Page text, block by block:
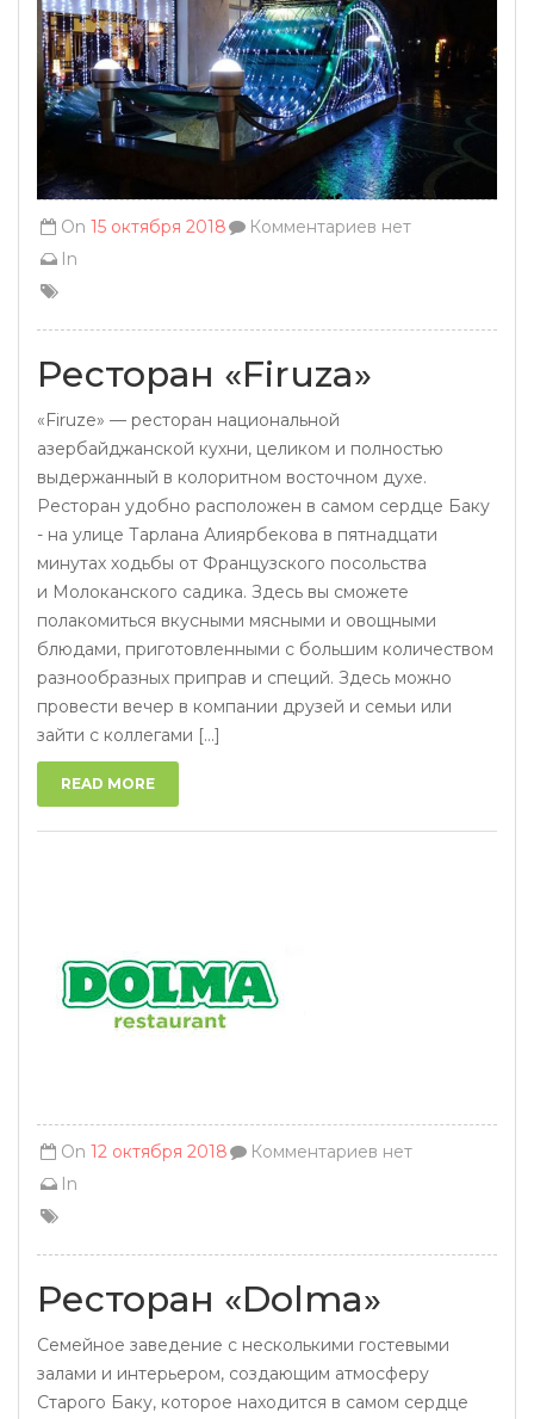
On 15 октября 2018
In
Комментариев нет
Ресторан «Firuza»
«Firuze» — ресторан национальной
азербайджанской кухни, целиком и полностью
выдержанный в колоритном восточном духе.
Ресторан удобно расположен в самом сердце Баку
- на улице Тарлана Алиярбекова в пятнадцати
минутах ходьбы от Французского посольства
и Молоканского садика. Здесь вы сможете
полакомиться вкусными мясными и овощными
блюдами, приготовленными с большим количеством
разнообразных приправ и специй. Здесь можно
провести вечер в компании друзей и семьи или
зайти с коллегами [...]
READ MORE
On 12 октября 2018
In
Комментариев нет
Ресторан «Dolma»
Семейное заведение с несколькими гостевыми
залами и интерьером, создающим атмосферу
Старого Баку, которое находится в самом сердце